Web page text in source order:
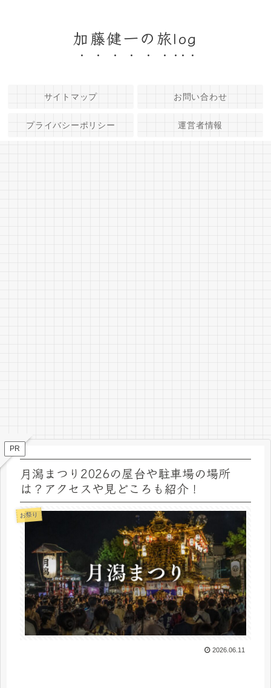
加藤健一の旅log
サイトマップ お問い合わせ
プライバシーポリシー 運営者情報
PR
月潟まつり2026の屋台や駐車場の場所
は？アクセスや見どころも紹介！
お祭り
2026.06.11